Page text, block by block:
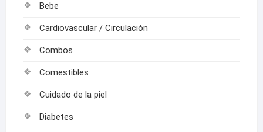
Bebe
Cardiovascular / Circulación
Combos
Comestibles
Cuidado de la piel
Diabetes